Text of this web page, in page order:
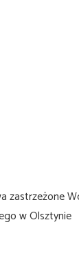
zastrzeżone
w Olsztynie